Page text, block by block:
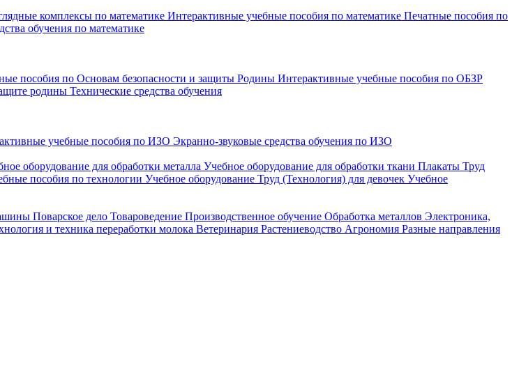
комплексы по математике Интерактивные учебные пособия по математике Печатные пособия по
обучения по математике
пособия по Основам безопасности и защиты Родины Интерактивные учебные пособия по ОБЗР
родины Технические средства обучения
учебные пособия по ИЗО Экранно-звуковые средства обучения по ИЗО
оборудование для обработки металла Учебное оборудование для обработки ткани Плакаты Труд
пособия по технологии Учебное оборудование Труд (Технология) для девочек Учебное
Поварское дело Товароведение Производственное обучение Обработка металлов Электроника,
и техника переработки молока Ветеринария Растениеводство Агрономия Разные направления